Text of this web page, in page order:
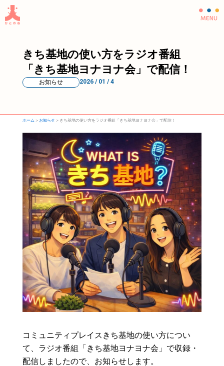
容
きち基地の使い方をラジオ番組
「きち基地ヨナヨナ会」で配信！
お知らせ 2026 / 01 / 4
ホーム > お知らせ> きち基地の使い方をラジオ番組「きち基地ヨナヨナ会」で配信！
コミュニティプレイスきち基地の使い方につい
て、ラジオ番組「きち基地ヨナヨナ会」で収録・
配信しましたので、お知らせします。